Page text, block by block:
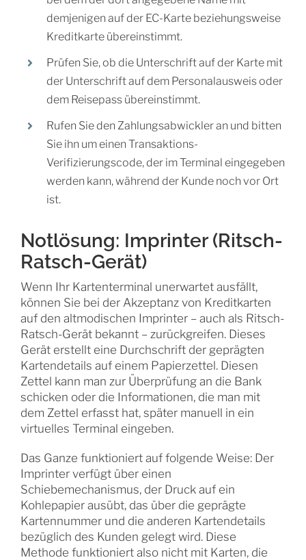
demjenigen auf der EC-Karte beziehungsweise
Kreditkarte übereinstimmt.
Prüfen Sie, ob die Unterschrift auf der Karte mit
der Unterschrift auf dem Personalausweis oder
dem Reisepass übereinstimmt.
Rufen Sie den Zahlungsabwickler an und bitten
Sie ihn um einen Transaktions-
Verifizierungscode, der im Terminal eingegeben
werden kann, während der Kunde noch vor Ort
ist.
Notlösung: Imprinter (Ritsch-
Ratsch-Gerät)
Wenn Ihr Kartenterminal unerwartet ausfällt,
können Sie bei der Akzeptanz von Kreditkarten
auf den altmodischen Imprinter – auch als Ritsch-
Ratsch-Gerät bekannt – zurückgreifen. Dieses
Gerät erstellt eine Durchschrift der geprägten
Kartendetails auf einem Papierzettel. Diesen
Zettel kann man zur Überprüfung an die Bank
schicken oder die Informationen, die man mit
dem Zettel erfasst hat, später manuell in ein
virtuelles Terminal eingeben.
Das Ganze funktioniert auf folgende Weise: Der
Imprinter verfügt über einen
Schiebemechanismus, der Druck auf ein
Kohlepapier ausübt, das über die geprägte
Kartennummer und die anderen Kartendetails
bezüglich des Kunden gelegt wird. Diese
Methode funktioniert also nicht mit Karten, die